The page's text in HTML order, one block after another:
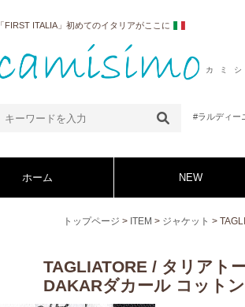
「FIRST ITALIA」初めてのイタリアがここに
カミ
#ラルディー
ホーム NEW
トップページ > ITEM > ジャケット >